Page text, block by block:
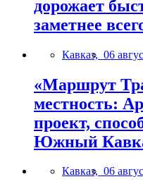
дорожает
заметнее
Кавказ, 06
«Маршрут
местность:
проект,
Южный
Кавказ, 06